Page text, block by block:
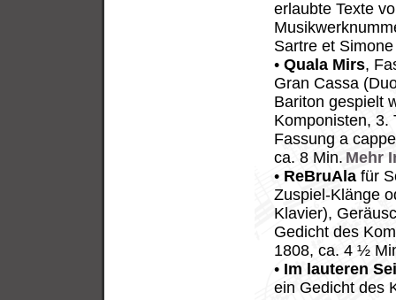
erlaubte Texte
Sartre et
•Quala Mirs,
Gran Cassa
Bariton gespielt
Komponisten, 3.
Fassung a
ca. 8 Min. Mehr
• ReBruAla für
Zuspiel-Klänge
Klavier),
Gedicht des
1808, ca. 4 ½
• Im lauteren
ein Gedicht des